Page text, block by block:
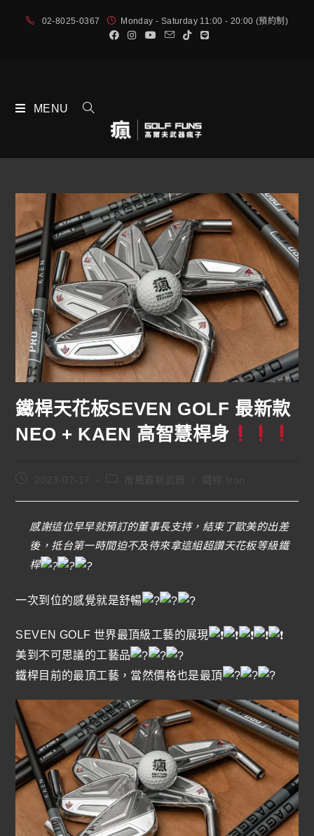
02-8025-0367 Monday - Saturday 11:00 - 20:00 (預約制)
MENU
鐵桿天花板SEVEN GOLF 最新款
NEO + KAEN 高智慧桿身
2023-07-17 鐵桿 Iron
感謝這位早早就預訂的董事長支持，結束了歐美的出差
後，抵台第一時間迫不及待來拿這組超讚天花板等級鐵
桿
一次到位的感覺就是舒暢
SEVEN GOLF 世界最頂級工藝的展現
美到不可思議的工藝品
鐵桿目前的最頂工藝，當然價格也是最頂